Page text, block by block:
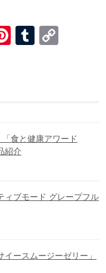
Pinterest
Tumblr
「食と健康アワード
紹介
ブモード グレープフル
ースムージーゼリー」